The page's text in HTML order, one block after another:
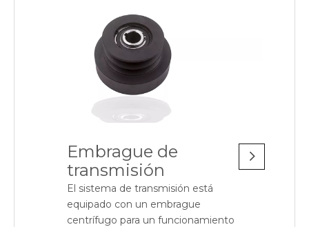
Embrague de
transmisión
El sistema de transmisión está
equipado con un embrague
centrífugo para un funcionamiento